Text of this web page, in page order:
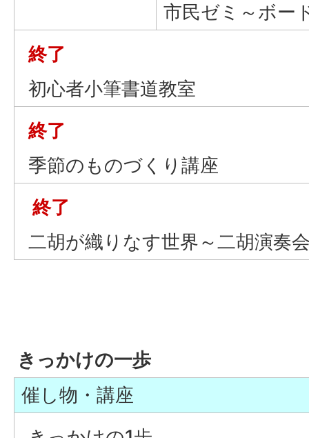
市民ゼミ～ボー
終了
初心者小筆書道教室
終了
季節のものづくり講座
終了
二胡が織りなす世界～二胡演奏
きっかけの一歩
催し物・講座